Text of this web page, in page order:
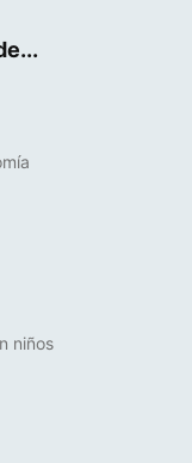
niños